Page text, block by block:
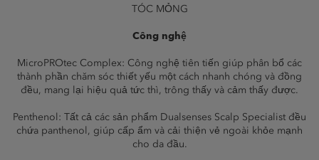
TÓC MỎNG
Công nghệ
MicroPROtec Complex: Công nghệ tiên tiến giúp phân bổ các
thành phần chăm sóc thiết yếu một cách nhanh chóng và đồng
đều, mang lại hiệu quả tức thì, trông thấy và cảm thấy được.
Penthenol: Tất cả các sản phẩm Dualsenses Scalp Specialist đều
chứa panthenol, giúp cấp ẩm và cải thiện vẻ ngoài khỏe mạnh
cho da đầu.